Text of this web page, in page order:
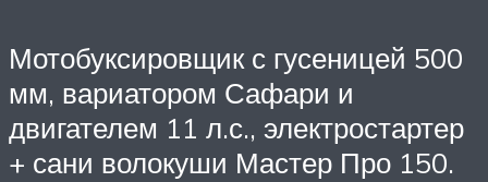
Мотобуксировщик с гусеницей 500
мм, вариатором Сафари и
двигателем 11 л.с., электростартер
+ сани волокуши Мастер Про 150.